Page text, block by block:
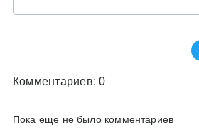
Комментариев: 0
Пока еще не было комментариев